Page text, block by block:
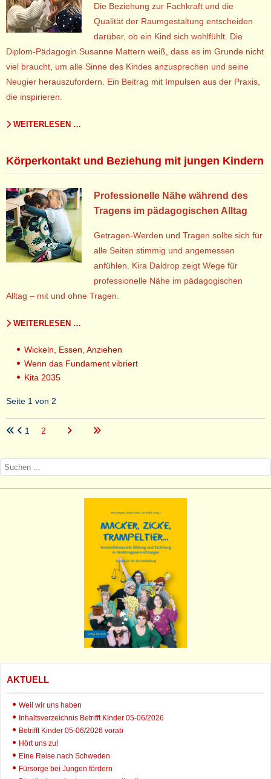
Die Beziehung zur Fachkraft und die
Qualität der Raumgestaltung entscheiden
darüber, ob ein Kind sich wohlfühlt. Die
Diplom-Pädagogin Susanne Mattern weiß, dass es im Grunde nicht
viel braucht, um alle Sinne des Kindes anzusprechen und seine
Neugier herauszufordern. Ein Beitrag mit Impulsen aus der Praxis,
die inspirieren.
WEITERLESEN …
Körperkontakt und Beziehung mit jungen Kindern
Professionelle Nähe während des
Tragens im pädagogischen Alltag
Getragen-Werden und Tragen sollte sich für
alle Seiten stimmig und angemessen
anfühlen. Kira Daldrop zeigt Wege für
professionelle Nähe im pädagogischen
Alltag – mit und ohne Tragen.
WEITERLESEN …
Wickeln, Essen, Anziehen
Wenn das Fundament vibriert
Kita 2035
Seite 1 von 2
1 2
AKTUELL
Weil wir uns haben
Inhaltsverzeichnis Betrifft Kinder 05-06/2026
Betrifft Kinder 05-06/2026 vorab
Hört uns zu!
Eine Reise nach Schweden
Fürsorge bei Jungen fördern